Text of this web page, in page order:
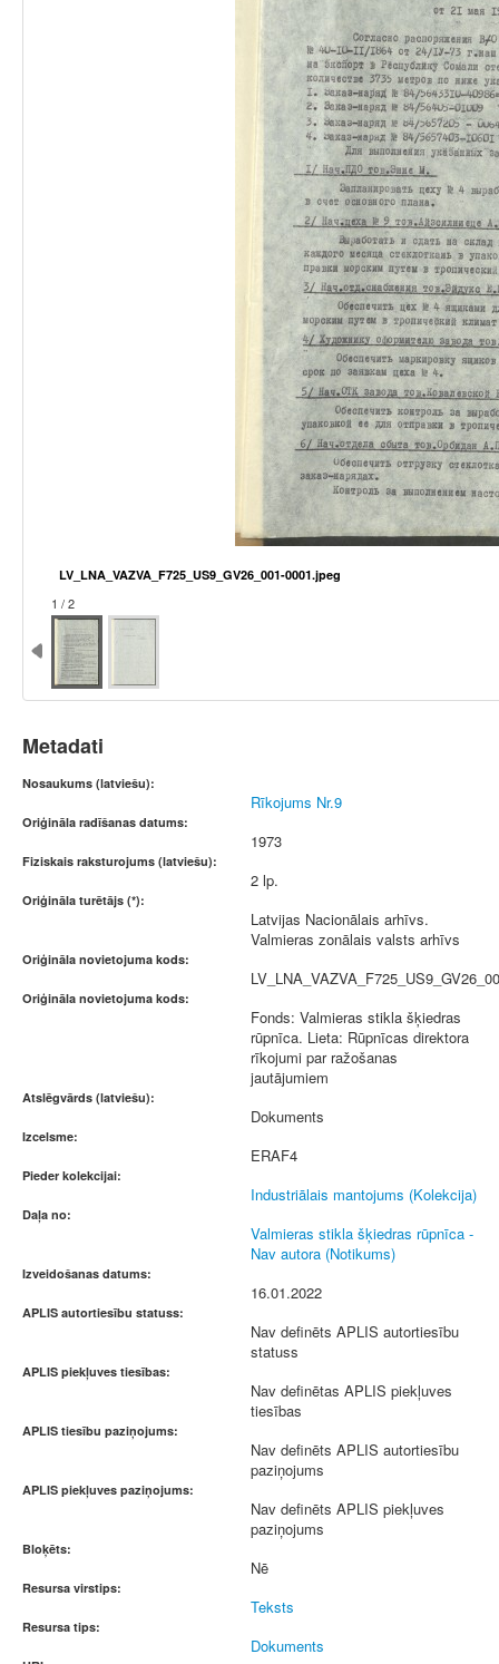
LV_LNA_VAZVA_F725_US9_GV26_001-0001.jpeg
1 / 2
Metadati
Nosaukums (latviešu):
Rīkojums Nr.9
Oriģināla radīšanas datums:
1973
Fiziskais raksturojums (latviešu):
2 lp.
Oriģināla turētājs (*):
Latvijas Nacionālais arhīvs.
Valmieras zonālais valsts arhīvs
Oriģināla novietojuma kods:
Oriģināla novietojuma kods:
Fonds: Valmieras stikla šķiedras
rūpnīca. Lieta: Rūpnīcas direktora
rīkojumi par ražošanas
jautājumiem
Atslēgvārds (latviešu):
Dokuments
Izcelsme:
ERAF4
Pieder kolekcijai:
Industriālais mantojums (Kolekcija)
Daļa no:
Valmieras stikla šķiedras rūpnīca -
Nav autora (Notikums)
Izveidošanas datums:
16.01.2022
APLIS autortiesību statuss:
Nav definēts APLIS autortiesību
statuss
APLIS piekļuves tiesības:
Nav definētas APLIS piekļuves
tiesības
APLIS tiesību paziņojums:
Nav definēts APLIS autortiesību
paziņojums
APLIS piekļuves paziņojums:
Nav definēts APLIS piekļuves
paziņojums
Bloķēts:
Nē
Resursa virstips:
Teksts
Resursa tips:
Dokuments